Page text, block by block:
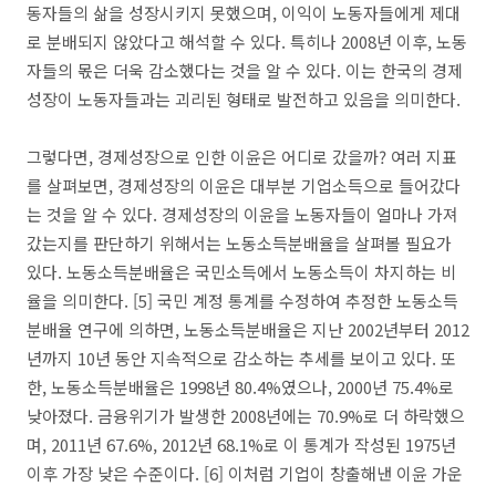
동자들의 삶을 성장시키지 못했으며, 이익이 노동자들에게 제대
로 분배되지 않았다고 해석할 수 있다. 특히나 2008년 이후, 노동
자들의 몫은 더욱 감소했다는 것을 알 수 있다. 이는 한국의 경제
성장이 노동자들과는 괴리된 형태로 발전하고 있음을 의미한다.
그렇다면, 경제성장으로 인한 이윤은 어디로 갔을까? 여러 지표
를 살펴보면, 경제성장의 이윤은 대부분 기업소득으로 들어갔다
는 것을 알 수 있다. 경제성장의 이윤을 노동자들이 얼마나 가져
갔는지를 판단하기 위해서는 노동소득분배율을 살펴볼 필요가
있다. 노동소득분배율은 국민소득에서 노동소득이 차지하는 비
율을 의미한다. [5] 국민 계정 통계를 수정하여 추정한 노동소득
분배율 연구에 의하면, 노동소득분배율은 지난 2002년부터 2012
년까지 10년 동안 지속적으로 감소하는 추세를 보이고 있다. 또
한, 노동소득분배율은 1998년 80.4%였으나, 2000년 75.4%로
낮아졌다. 금융위기가 발생한 2008년에는 70.9%로 더 하락했으
며, 2011년 67.6%, 2012년 68.1%로 이 통계가 작성된 1975년
이후 가장 낮은 수준이다. [6] 이처럼 기업이 창출해낸 이윤 가운